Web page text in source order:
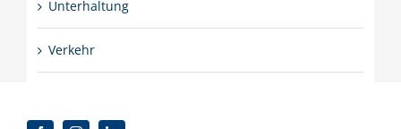
Unterhaltung
Verkehr